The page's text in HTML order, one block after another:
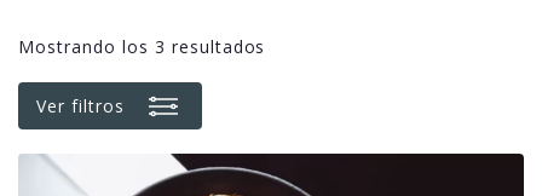
Mostrando los 3 resultados
Ver filtros